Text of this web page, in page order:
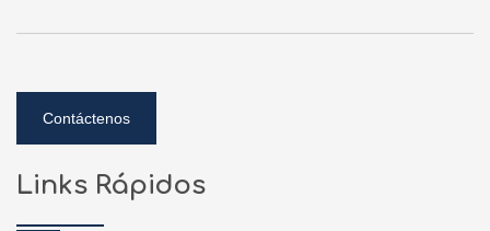
Contáctenos
Links Rápidos